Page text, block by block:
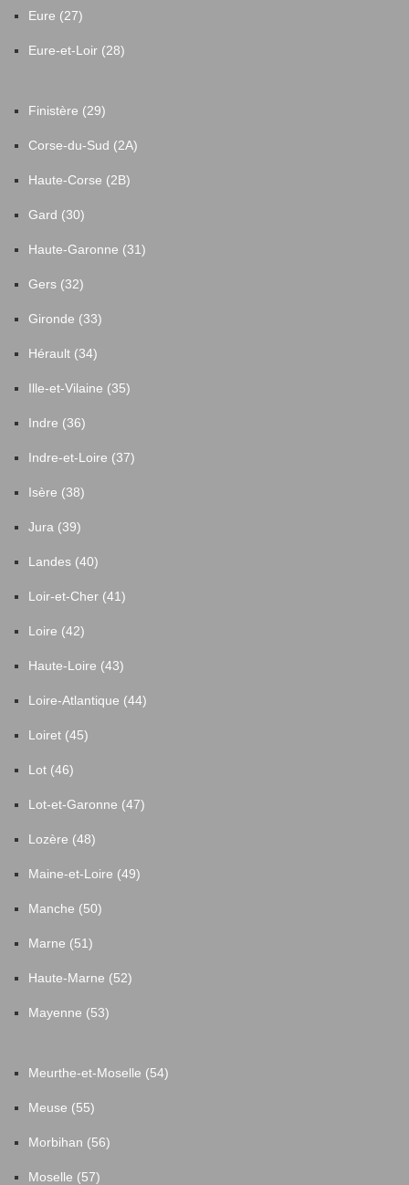
Eure (27)
Eure-et-Loir (28)
Finistère (29)
Corse-du-Sud (2A)
Haute-Corse (2B)
Gard (30)
Haute-Garonne (31)
Gers (32)
Gironde (33)
Hérault (34)
Ille-et-Vilaine (35)
Indre (36)
Indre-et-Loire (37)
Isère (38)
Jura (39)
Landes (40)
Loir-et-Cher (41)
Loire (42)
Haute-Loire (43)
Loire-Atlantique (44)
Loiret (45)
Lot (46)
Lot-et-Garonne (47)
Lozère (48)
Maine-et-Loire (49)
Manche (50)
Marne (51)
Haute-Marne (52)
Mayenne (53)
Meurthe-et-Moselle (54)
Meuse (55)
Morbihan (56)
Moselle (57)